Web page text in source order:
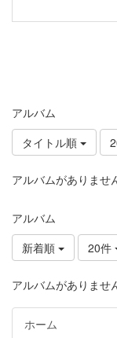
アルバム
タイトル順
アルバムがありませ
アルバム
新着順
20件
アルバムがありませ
ホーム